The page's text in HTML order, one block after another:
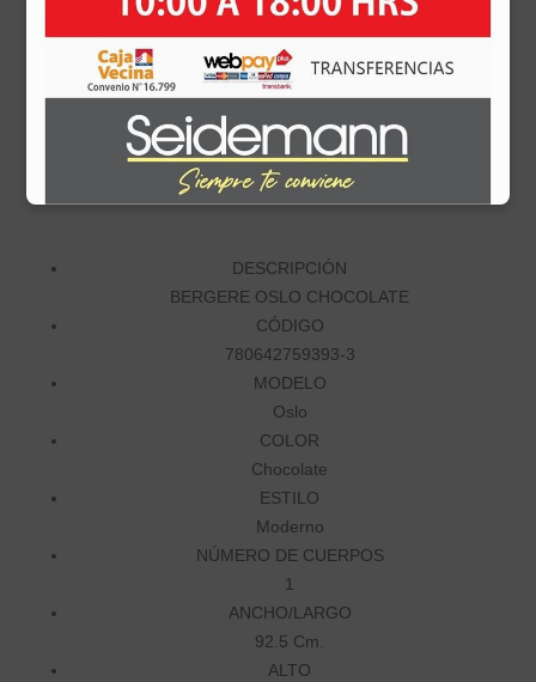
DESCRIPCIÓN
BERGERE OSLO CHOCOLATE
CÓDIGO
780642759393-3
MODELO
Oslo
COLOR
Chocolate
ESTILO
Moderno
NÚMERO DE CUERPOS
1
ANCHO/LARGO
92.5 Cm.
ALTO